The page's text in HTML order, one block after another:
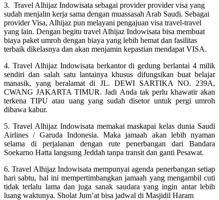
3. Travel Alhijaz Indowisata sebagai provider provider visa yang
sudah menjalin kerja sama dengan muassasah Arab Saudi. Sebagai
provider Visa, Alhijaz pun melayani pengajuan visa travel-travel
yang lain. Dengan begitu travel Alhijaz Indowisata bisa membuat
biaya paket umroh dengan biaya yang lebih hemat dan fasilitas
terbaik dikelasnya dan akan menjamin kepastian mendapat VISA.
4. Travel Alhijaz Indowisata berkantor di gedung berlantai 4 milik
sendiri dan salah satu lantainya khusus difungsikan buat belajar
manasik, yang beralamat di JL. DEWI SARTIKA NO. 239A,
CWANG JAKARTA TIMUR. Jadi Anda tak perlu khawatir akan
terkena TIPU atau uang yang sudah disetor untuk pergi umroh
dibawa kabur.
5. Travel Alhijaz Indowisata memakai maskapai kelas dunia Saudi
Airlines / Garuda Indonesia. Maka jamaah akan lebih nyaman
selama di perjalanan dengan rute penerbangan dari Bandara
Soekarno Hatta langsung Jeddah tanpa transit dan ganti Pesawat.
6. Travel Alhijaz Indowisata mempunyai agenda penerbangan setiap
hari sabtu, hal ini mempertimbangkan jamaah yang mengambil cuti
tidak terlalu lama dan juga sanak saudara yang ingin antar lebih
luang waktunya. Sholat Jum’at bisa jadwal di Masjidil Haram